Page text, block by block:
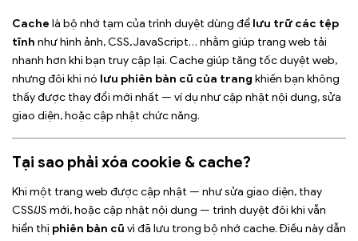
Cache là bộ nhớ tạm của trình duyệt dùng để lưu trữ các tệp
tĩnh như hình ảnh, CSS, JavaScript… nhằm giúp trang web tải
nhanh hơn khi bạn truy cập lại. Cache giúp tăng tốc duyệt web,
nhưng đôi khi nó lưu phiên bản cũ của trang khiến bạn không
thấy được thay đổi mới nhất — ví dụ như cập nhật nội dung, sửa
giao diện, hoặc cập nhật chức năng.
Tại sao phải xóa cookie & cache?
Khi một trang web được cập nhật — như sửa giao diện, thay
CSS/JS mới, hoặc cập nhật nội dung — trình duyệt đôi khi vẫn
hiển thị phiên bản cũ vì đã lưu trong bộ nhớ cache. Điều này dẫn